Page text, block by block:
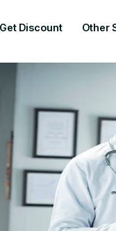
Get Discount Other